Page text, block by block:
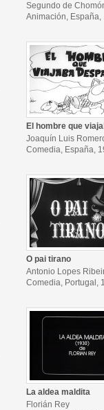
Segundo de
Animación, España,
El hombre que
Joaquín Luis
Comedia, España,
O pai tirano
Antonio Lopes
Comedia, Portugal,
La aldea maldita
Florián Rey